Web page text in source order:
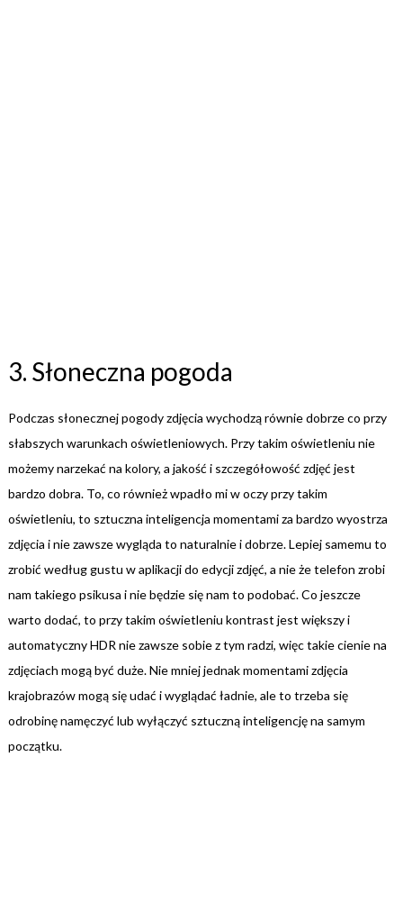
3. Słoneczna pogoda
Podczas słonecznej pogody zdjęcia wychodzą równie dobrze co przy
słabszych warunkach oświetleniowych. Przy takim oświetleniu nie
możemy narzekać na kolory, a jakość i szczegółowość zdjęć jest
bardzo dobra. To, co również wpadło mi w oczy przy takim
oświetleniu, to sztuczna inteligencja momentami za bardzo wyostrza
zdjęcia i nie zawsze wygląda to naturalnie i dobrze. Lepiej samemu to
zrobić według gustu w aplikacji do edycji zdjęć, a nie że telefon zrobi
nam takiego psikusa i nie będzie się nam to podobać. Co jeszcze
warto dodać, to przy takim oświetleniu kontrast jest większy i
automatyczny HDR nie zawsze sobie z tym radzi, więc takie cienie na
zdjęciach mogą być duże. Nie mniej jednak momentami zdjęcia
krajobrazów mogą się udać i wyglądać ładnie, ale to trzeba się
odrobinę namęczyć lub wyłączyć sztuczną inteligencję na samym
początku.